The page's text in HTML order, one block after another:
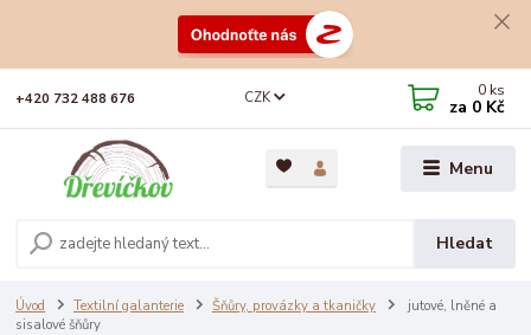
Menu
CZK
Hledat
+420 732 488 676 0 ks
za 0 Kč
Úvod Textilní galanterie Šňůry, provázky a tkaničky
jutové, lněné a
sisalové šňůry